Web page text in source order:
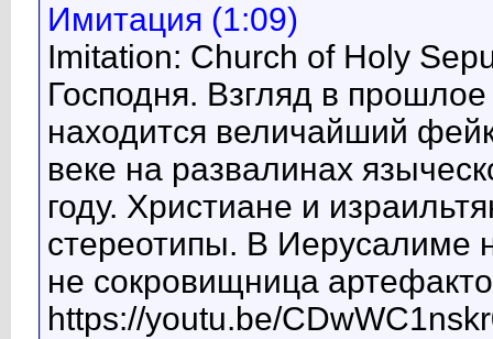
Имитация (1:09)
Imitation: Church of Holy
Господня. Взгляд в
находится величайший
веке на развалинах
году. Христиане и
стереотипы. В Иерусалиме
не сокровищница
https://youtu.be/